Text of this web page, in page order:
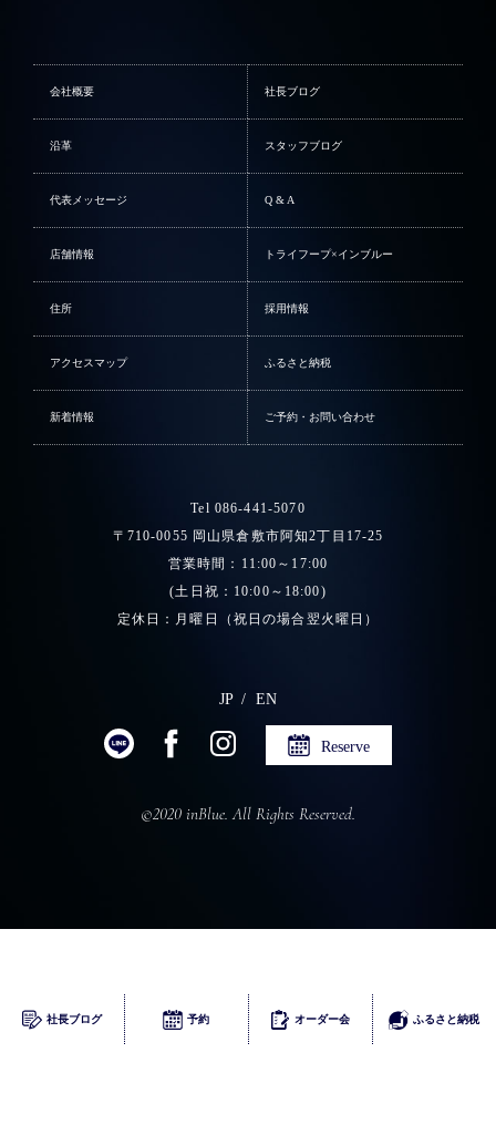
会社概要 社長ブログ
沿革 スタッフブログ
代表メッセージ Q & A
店舗情報 トライフープ×インブルー
住所 採用情報
アクセスマップ ふるさと納税
新着情報 ご予約・お問い合わせ
Tel 086-441-5070
〒710-0055 岡山県倉敷市阿知2丁目17-25
営業時間：11:00～17:00
(土日祝：10:00～18:00)
定休日：月曜日（祝日の場合翌火曜日）
JP EN
Reserve
©2020 inBlue. All Rights Reserved.
ふるさとチョイス
社長ブログ 予約 オーダー会 ふるさと納税